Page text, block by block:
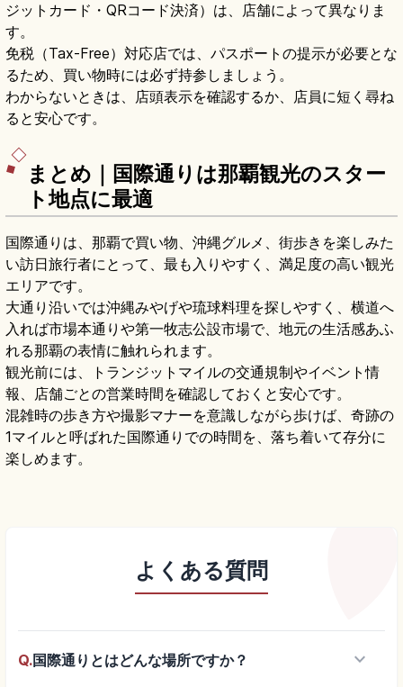
ジットカード・QRコード決済）は、店舗によって異なりま
す。
免税（Tax-Free）対応店では、パスポートの提示が必要とな
るため、買い物時には必ず持参しましょう。
わからないときは、店頭表示を確認するか、店員に短く尋ね
ると安心です。
まとめ｜国際通りは那覇観光のスター
ト地点に最適
国際通りは、那覇で買い物、沖縄グルメ、街歩きを楽しみた
い訪日旅行者にとって、最も入りやすく、満足度の高い観光
エリアです。
大通り沿いでは沖縄みやげや琉球料理を探しやすく、横道へ
入れば市場本通りや第一牧志公設市場で、地元の生活感あふ
れる那覇の表情に触れられます。
観光前には、トランジットマイルの交通規制やイベント情
報、店舗ごとの営業時間を確認しておくと安心です。
混雑時の歩き方や撮影マナーを意識しながら歩けば、奇跡の
1マイルと呼ばれた国際通りでの時間を、落ち着いて存分に
楽しめます。
よくある質問
Q.国際通りとはどんな場所ですか？ keyboard_arrow_down